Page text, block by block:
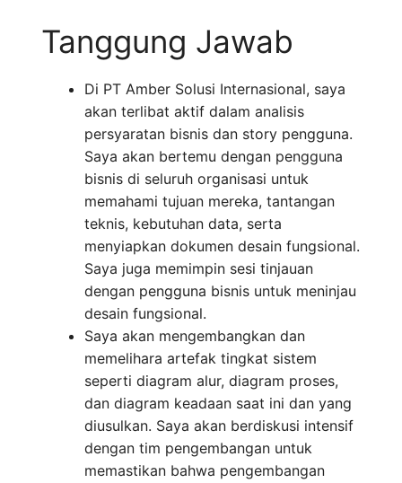
Tanggung Jawab
Di PT Amber Solusi Internasional, saya
akan terlibat aktif dalam analisis
persyaratan bisnis dan story pengguna.
Saya akan bertemu dengan pengguna
bisnis di seluruh organisasi untuk
memahami tujuan mereka, tantangan
teknis, kebutuhan data, serta
menyiapkan dokumen desain fungsional.
Saya juga memimpin sesi tinjauan
dengan pengguna bisnis untuk meninjau
desain fungsional.
Saya akan mengembangkan dan
memelihara artefak tingkat sistem
seperti diagram alur, diagram proses,
dan diagram keadaan saat ini dan yang
diusulkan. Saya akan berdiskusi intensif
dengan tim pengembangan untuk
memastikan bahwa pengembangan